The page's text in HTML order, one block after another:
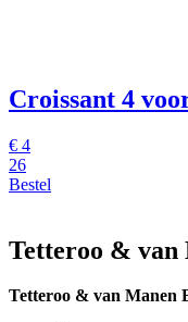
Croissant 4
€ 4
26
Bestel
Tetteroo & van
Tetteroo & van Manen